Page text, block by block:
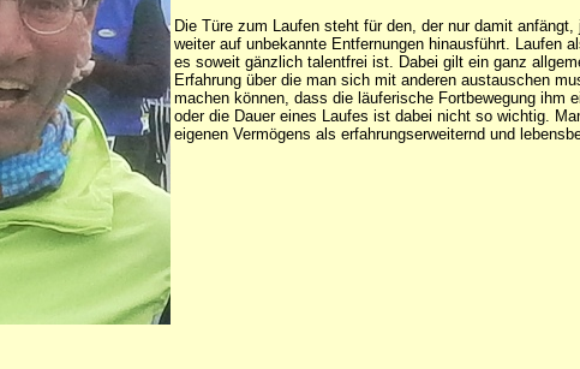
Die Türe zum Laufen steht für den, der nur damit
weiter auf unbekannte Entfernungen hinausführt. Laufen
es soweit gänzlich talentfrei ist. Dabei gilt ein ganz
Erfahrung über die man sich mit anderen austauschen
machen können, dass die läuferische Fortbewegung ihm
oder die Dauer eines Laufes ist dabei nicht so wichtig.
eigenen Vermögens als erfahrungserweiternd und